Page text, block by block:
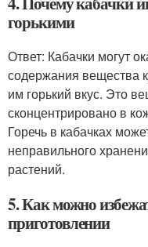
горькими
Ответ: Кабачки могут
содержания вещества
им горький вкус. Это
сконцентрировано в
Горечь в кабачках
неправильного
растений.
5. Как можно
приготовлении